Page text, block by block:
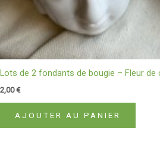
Lots de 2 fondants de bougie – Fleur de
2,00€
AJOUTER AU PANIER